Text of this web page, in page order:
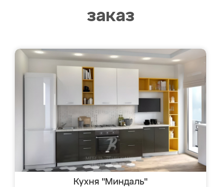
заказ
Кухня "Миндаль"